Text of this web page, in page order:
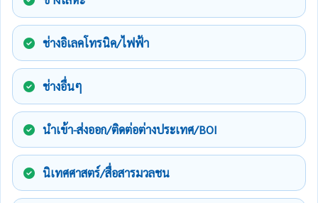
ช่างอิเลคโทรนิค/ไฟฟ้า
ช่างอื่นๆ
นำเข้า-ส่งออก/ติดต่อต่างประเทศ/BOI
นิเทศศาสตร์/สื่อสารมวลชน